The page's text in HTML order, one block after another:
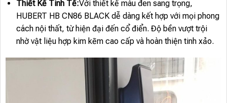
Thiết Kế Tinh Tế:Với thiết kế màu đen sang trọng,
HUBERT HB CN86 BLACK dễ dàng kết hợp với mọi phong
cách nội thất, từ hiện đại đến cổ điển. Độ bền vượt trội
nhờ vật liệu hợp kim kẽm cao cấp và hoàn thiện tinh xảo.